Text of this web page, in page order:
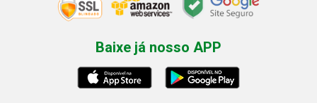
Baixe já nosso APP